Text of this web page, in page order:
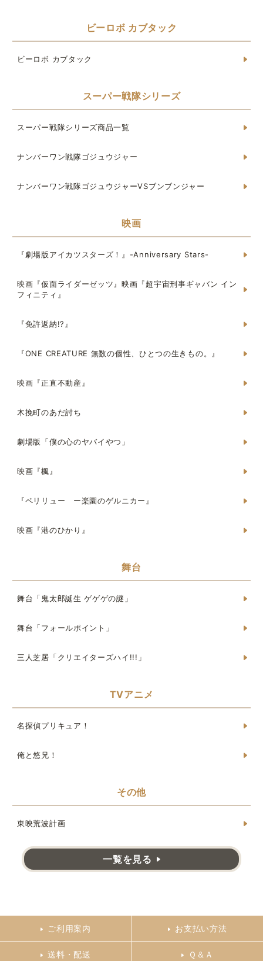
ビーロボ カブタック
ビーロボ カブタック
スーパー戦隊シリーズ
スーパー戦隊シリーズ商品一覧
ナンバーワン戦隊ゴジュウジャー
ナンバーワン戦隊ゴジュウジャーVSブンブンジャー
映画
『劇場版アイカツスターズ！』-Anniversary Stars-
映画『仮面ライダーゼッツ』映画『超宇宙刑事ギャバン イン
フィニティ』
『免許返納!?』
『ONE CREATURE 無数の個性、ひとつの生きもの。』
映画『正直不動産』
木挽町のあだ討ち
劇場版「僕の心のヤバイやつ」
映画『楓』
『ペリリュー ー楽園のゲルニカー』
映画『港のひかり』
舞台
舞台「鬼太郎誕生 ゲゲゲの謎」
舞台「フォールポイント」
三人芝居「クリエイターズハイ!!!」
TVアニメ
名探偵プリキュア！
俺と悠兄！
その他
東映荒波計画
一覧を見る
ご利用案内 お支払い方法
送料・配送 Ｑ＆Ａ